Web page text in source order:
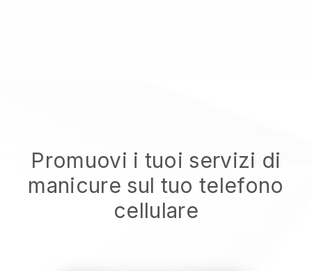
Promuovi i tuoi servizi di
manicure sul tuo telefono
cellulare